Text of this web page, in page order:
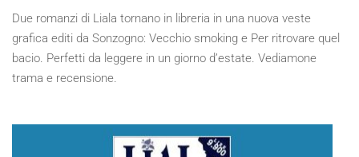
Due romanzi di Liala tornano in libreria in una nuova veste
grafica editi da Sonzogno: Vecchio smoking e Per ritrovare quel
bacio. Perfetti da leggere in un giorno d’estate. Vediamone
trama e recensione.